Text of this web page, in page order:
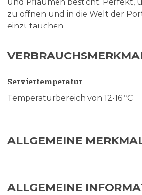
und Pflaumen besticht. Perfekt,
zu öffnen und in die Welt der
einzutauchen.
Serviertemperatur
Temperaturbereich von 12-16 ºC
ALLGEMEINE
ALLGEMEINE